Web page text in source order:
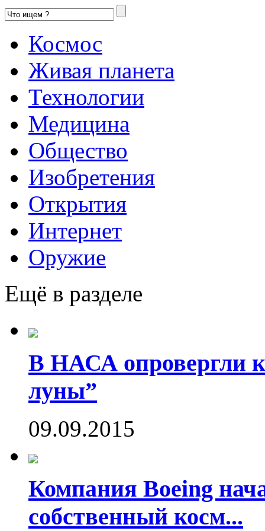
Космос
Живая планета
Технологии
Медицина
Общество
Изобретения
Открытия
Интернет
Оружие
Ещё в разделе
В НАСА опровергли
луны”
09.09.2015
Компания Boeing
собственный косм...